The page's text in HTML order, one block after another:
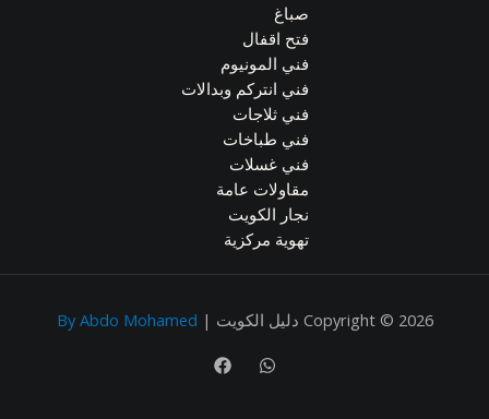
صباغ
فتح اقفال
فني المونيوم
فني انتركم وبدالات
فني ثلاجات
فني طباخات
فني غسلات
مقاولات عامة
نجار الكويت
تهوية مركزية
Copyright © 2026 دليل الكويت | By Abdo Mohamed